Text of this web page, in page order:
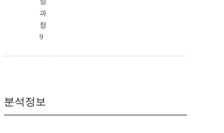
과
정
9
분석정보